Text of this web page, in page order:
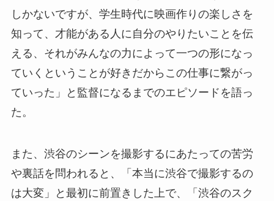
しかないですが、学生時代に映画作りの楽しさを
知って、才能がある人に自分のやりたいことを伝
える、それがみんなの力によって一つの形になっ
ていくということが好きだからこの仕事に繋がっ
ていった」と監督になるまでのエピソードを語っ
た。
また、渋谷のシーンを撮影するにあたっての苦労
や裏話を問われると、「本当に渋谷で撮影するの
は大変」と最初に前置きした上で、「渋谷のスク